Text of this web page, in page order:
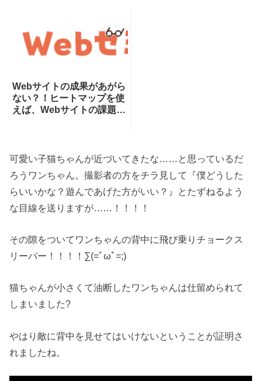
Webサイトの成果があがら
ない？！ヒートマップを使
えば、Webサイトの課題が
可愛い子猫ちゃんが近づいてきたな……と思っているだ
ろうワンちゃん。撮影者の方をチラ見して『僕どうした
らいいかな？遊んであげた方がいい？』とたずねるよう
な目線を送りますが……！！！！
その隙をついてワンちゃんの背中に飛び乗りチョークス
リーパー！！！！∑(=ﾟωﾟ=;)
猫ちゃんが小さくて油断したワンちゃんは仕留められて
しまいました?
やはり敵に背中を見せてはいけないということが証明さ
れましたね。